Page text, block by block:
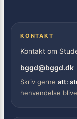
KONTAKT
Kontakt om
bggd@bggd.dk
Skriv gerne att:
henvendelse